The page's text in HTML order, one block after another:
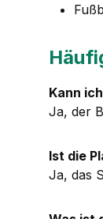
Kann
Ja, der
Ist die
Ja, das